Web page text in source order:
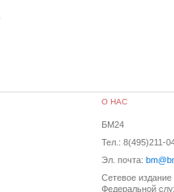
О НАС
БМ24
Тел.: 8(495)211-
Эл. почта:
Сетевое
Федеральной